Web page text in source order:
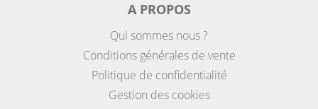
A PROPOS
Qui sommes nous ?
Conditions générales de vente
Politique de confidentialité
Gestion des cookies